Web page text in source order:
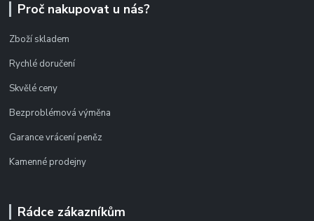
Proč nakupovat u nás?
Zboží skladem
Rychlé doručení
Skvělé ceny
Bezproblémová výměna
Garance vrácení peněz
Kamenné prodejny
Rádce zákazníkům